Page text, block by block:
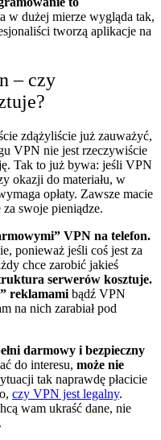
w dużej mierze wygląda tak,
tworzą aplikacje na
– czy
zdążyliście już zauważyć,
VPN nie jest rzeczywiście
Tak to już bywa: jeśli VPN
okazji do materiału, w
opłaty. Zawsze macie
swoje pieniądze.
VPN na telefon.
ponieważ jeśli coś jest za
chce zarobić jakieś
serwerów kosztuje.
reklamami bądź VPN
na nich zarabiał pod
darmowy i bezpieczny
do interesu, może nie
tak naprawdę płacicie
czy VPN jest legalny.
wam ukraść dane, nie